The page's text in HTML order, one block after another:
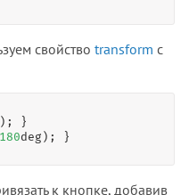
свойство transform с
); }
180deg); }
к кнопке, добавив